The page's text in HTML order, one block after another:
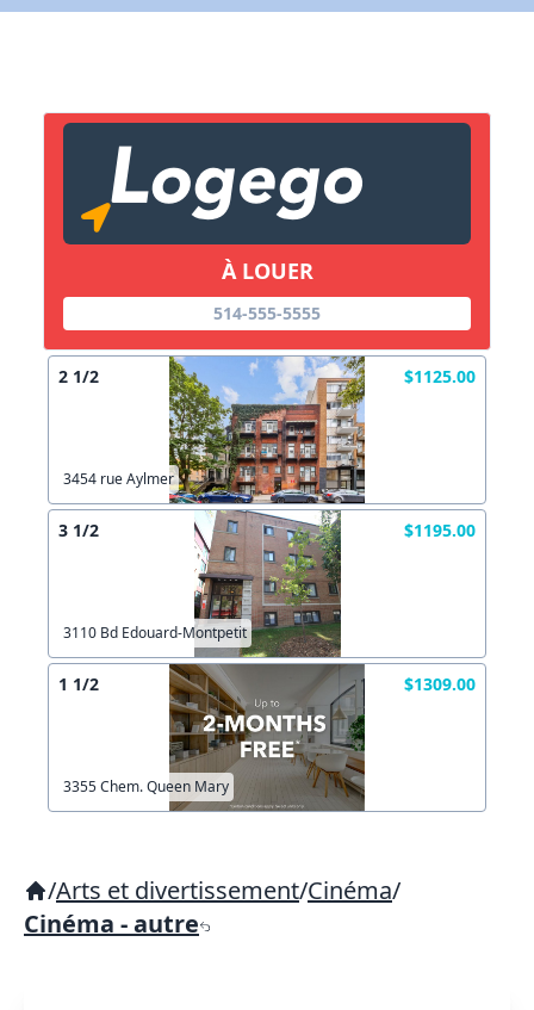
À LOUER
514-555-5555
2 1/2 $1125.00
3454 rue Aylmer
3 1/2 $1195.00
3110 Bd Edouard-Montpetit
1 1/2 $1309.00
3355 Chem. Queen Mary
/Arts et divertissement/Cinéma/
Cinéma - autre
X Fermer Envoyez
Copier lien
X Fermer
X Fermer